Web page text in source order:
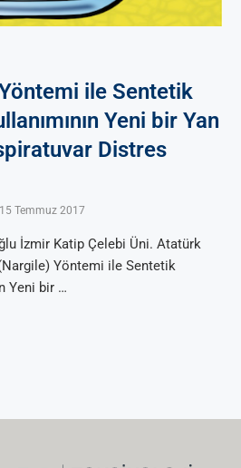
ile Sentetik
Yeni bir Yan
Distres
15 Temmuz 2017
İzmir Katip Çelebi Üni. Atatürk
Yöntemi ile Sentetik
Yeni bir …